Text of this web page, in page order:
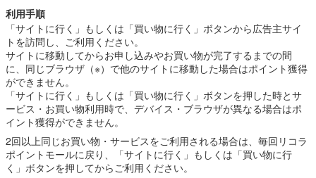
利用手順
「サイトに行く」もしくは「買い物に行く」ボタンから広告主サイ
トを訪問し、ご利用ください。
サイトに移動してからお申し込みやお買い物が完了するまでの間
に、同じブラウザ（※）で他のサイトに移動した場合はポイント獲得
ができません。
「サイトに行く」もしくは「買い物に行く」ボタンを押した時とサ
ービス・お買い物利用時で、デバイス・ブラウザが異なる場合はポ
イント獲得ができません。
2回以上同じお買い物・サービスをご利用される場合は、毎回リコラ
ポイントモールに戻り、「サイトに行く」もしくは「買い物に行
く」ボタンを押してからご利用ください。